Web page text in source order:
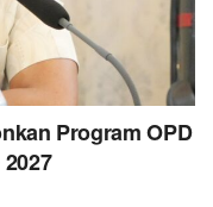
Program OPD